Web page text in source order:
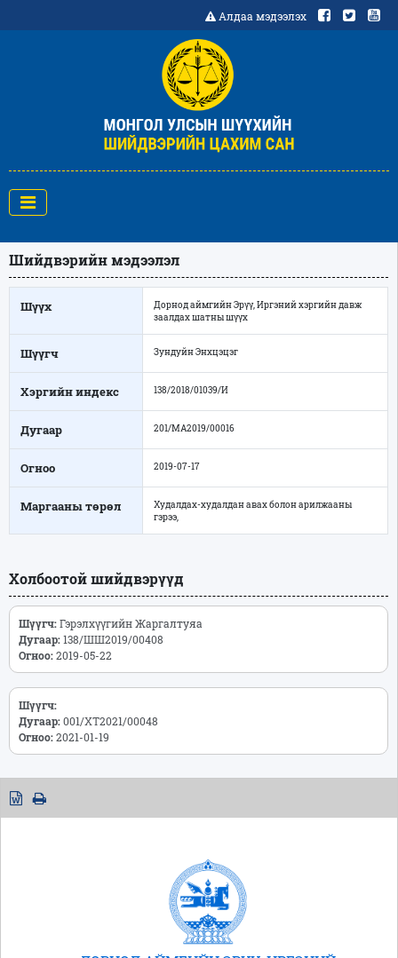
Алдаа мэдээлэх
Шийдвэрийн мэдээлэл
Шүүх
Дорнод аймгийн Эрүү, Иргэний хэргийн давж
заалдах шатны шүүх
Шүүгч Зундуйн Энхцэцэг
Хэргийн индекс 138/2018/01039/И
Дугаар 201/МА2019/00016
Огноо 2019-07-17
Маргааны төрөл
Худалдах-худалдан авах болон арилжааны
гэрээ,
Холбоотой шийдвэрүүд
Шүүгч:Гэрэлхүүгийн Жаргалтуяа
Дугаар:138/ШШ2019/00408
Огноо:2019-05-22
Шүүгч:
Дугаар:001/ХТ2021/00048
Огноо:2021-01-19